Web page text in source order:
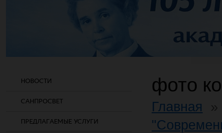
НОВОСТИ
САНПРОСВЕТ
ПРЕДЛАГАЕМЫЕ УСЛУГИ
фото
Главная